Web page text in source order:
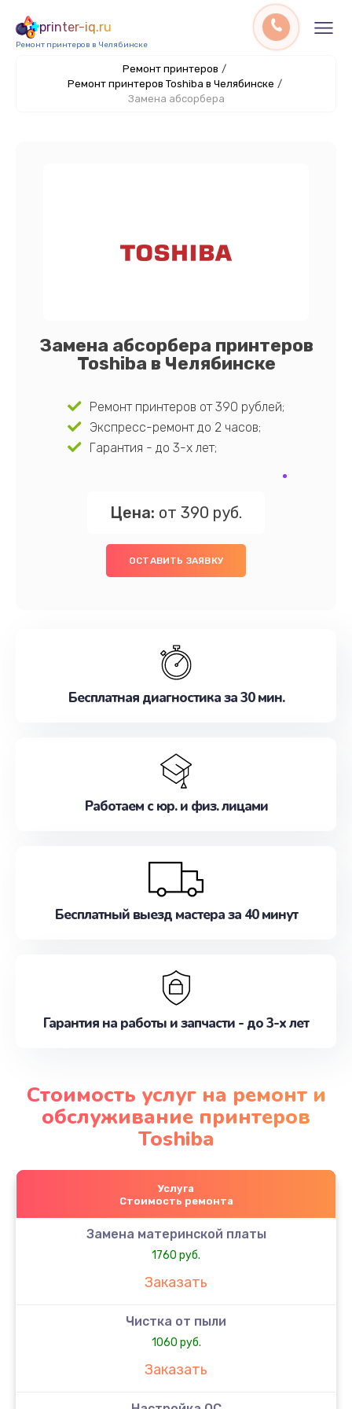
printer-iq.ru
Ремонт принтеров в Челябинске
Ремонт принтеров /
Ремонт принтеров Toshiba в Челябинске /
Замена абсорбера
Замена абсорбера принтеров
Toshiba в Челябинске
Ремонт принтеров от 390 рублей;
Экспресс-ремонт до 2 часов;
Гарантия - до 3-х лет;
Цена: от 390 руб.
ОСТАВИТЬ ЗАЯВКУ
Бесплатная диагностика за 30 мин.
Работаем с юр. и физ. лицами
Бесплатный выезд мастера за 40 минут
Гарантия на работы и запчасти - до 3-х лет
Стоимость услуг на ремонт и
обслуживание принтеров
Toshiba
Услуга
Стоимость ремонта
Замена материнской платы
1760 руб.
Заказать
Чистка от пыли
1060 руб.
Заказать